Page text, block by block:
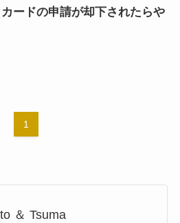
ードの申請が却下されたらや
1
＆ Tsuma